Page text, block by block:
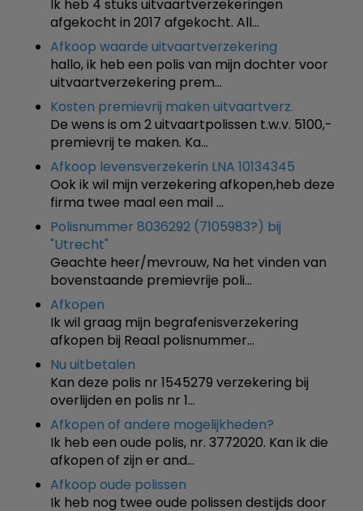
Ik heb 4 stuks uitvaartverzekeringen
afgekocht in 2017 afgekocht. All…
Afkoop waarde uitvaartverzekering
hallo, ik heb een polis van mijn dochter voor
uitvaartverzekering prem…
Kosten premievrij maken uitvaartverz.
De wens is om 2 uitvaartpolissen t.w.v. 5100,-
premievrij te maken. Ka…
Afkoop levensverzekerin LNA 10134345
Ook ik wil mijn verzekering afkopen,heb deze
firma twee maal een mail …
Polisnummer 8036292 (7105983?) bij
"Utrecht"
Geachte heer/mevrouw, Na het vinden van
bovenstaande premievrije poli…
Afkopen
Ik wil graag mijn begrafenisverzekering
afkopen bij Reaal polisnummer…
Nu uitbetalen
Kan deze polis nr 1545279 verzekering bij
overlijden en polis nr 1…
Afkopen of andere mogelijkheden?
Ik heb een oude polis, nr. 3772020. Kan ik die
afkopen of zijn er and…
Afkoop oude polissen
Ik heb nog twee oude polissen destijds door